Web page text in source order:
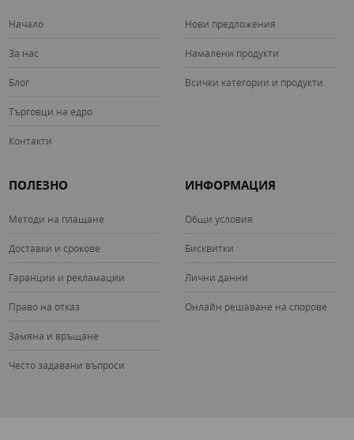
Начало
За нас
Блог
Търговци на едро
Контакти
Нови предложения
Намалени продукти
Всички категории и продукти
ПОЛЕЗНО
Методи на плащане
Доставки и срокове
Гаранции и рекламации
Право на отказ
Замяна и връщане
Често задавани въпроси
ИНФОРМАЦИЯ
Общи условия
Бисквитки
Лични данни
Онлайн решаване на спорове